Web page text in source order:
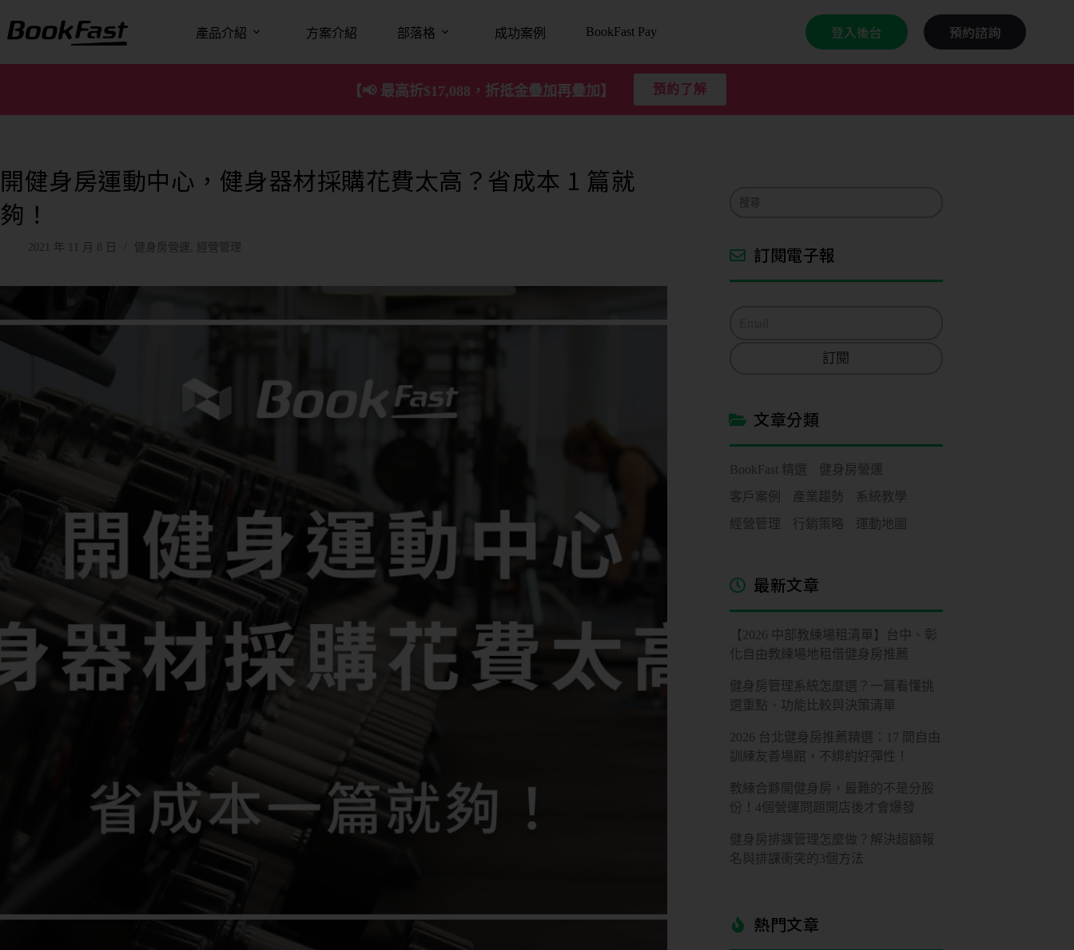
產品介紹 方案介紹 部落格 成功案例 BookFast Pay 登入後台 預約諮詢
【📢 最高折$17,088，折抵金疊加再疊加】 預約了解
開健身房運動中心，健身器材採購花費太高？省成本 1 篇就
夠！
2021 年 11 月 8 日 健身房營運, 經營管理 訂閱電子報
訂閱
文章分類
BookFast 精選
健身房營運
客戶案例
產業趨勢
系統教學
經營管理
行銷策略 運動地圖
最新文章
【2026 中部教練場租清單】台中、彰
化自由教練場地租借健身房推薦
健身房管理系統怎麼選？一篇看懂挑
選重點、功能比較與決策清單
2026 台北健身房推薦精選：17 間自由
訓練友善場館，不綁約好彈性！
教練合夥開健身房，最難的不是分股
份！4個營運問題開店後才會爆發
健身房排課管理怎麼做？解決超額報
名與排課衝突的3個方法
熱門文章​